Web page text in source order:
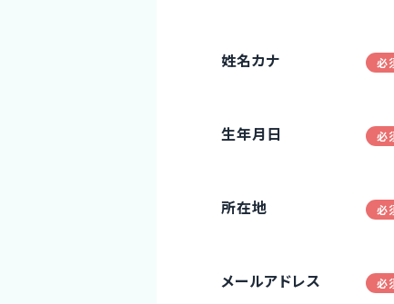
姓名カナ
生年月日
所在地
メールアドレス